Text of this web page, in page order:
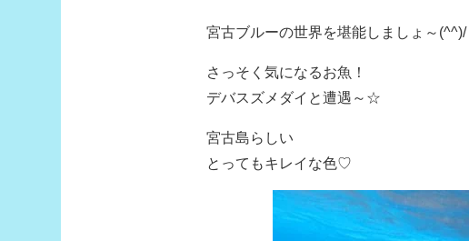
宮古ブルーの世界を堪能しましょ～(^^)/
さっそく気になるお魚！
デバスズメダイと遭遇～☆
宮古島らしい
とってもキレイな色♡